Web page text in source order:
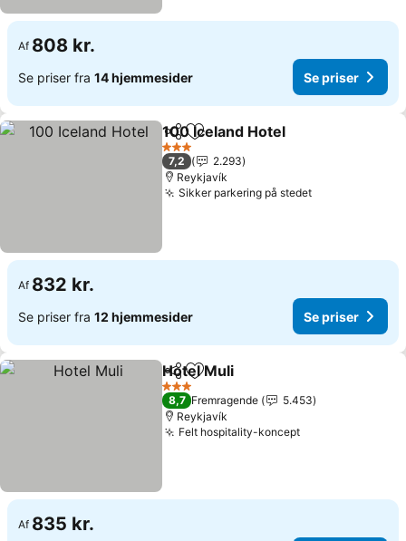
Af 808 kr.
Se priser fra 14 hjemmesider Se priser
Del Føj til favoritter
100 Iceland Hotel
3 Stjerner
7,2
2.293
Reykjavík
Sikker parkering på stedet
Af 832 kr.
Se priser fra 12 hjemmesider Se priser
Del Føj til favoritter
Hotel Muli
3 Stjerner
8,7 Fremragende
5.453
Reykjavík
Felt hospitality-koncept
Af 835 kr.